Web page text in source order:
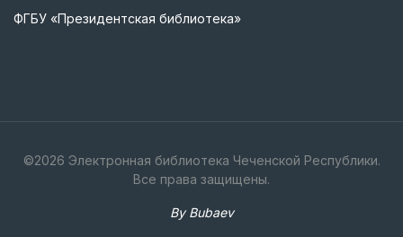
ФГБУ «Президентская библиотека»
©2026 Электронная библиотека Чеченской Республики.
Все права защищены.
By Bubaev